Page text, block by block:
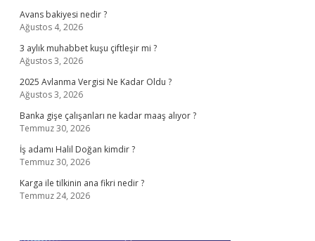
Avans bakiyesi nedir ?
Ağustos 4, 2026
3 aylık muhabbet kuşu çiftleşir mi ?
Ağustos 3, 2026
2025 Avlanma Vergisi Ne Kadar Oldu ?
Ağustos 3, 2026
Banka gişe çalışanları ne kadar maaş alıyor ?
Temmuz 30, 2026
İş adamı Halil Doğan kimdir ?
Temmuz 30, 2026
Karga ile tilkinin ana fikri nedir ?
Temmuz 24, 2026